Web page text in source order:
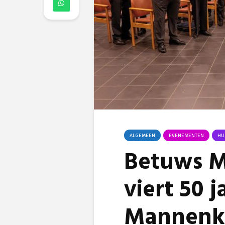
ALGEMEEN EVENEMENTEN
Betuws
viert 50